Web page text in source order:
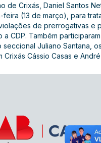
de Crixás, Daniel Santos
feira (13 de março), para
de prerrogativas e
a CDP. Também
seccional Juliano Santana,
Crixás Cássio Casas e